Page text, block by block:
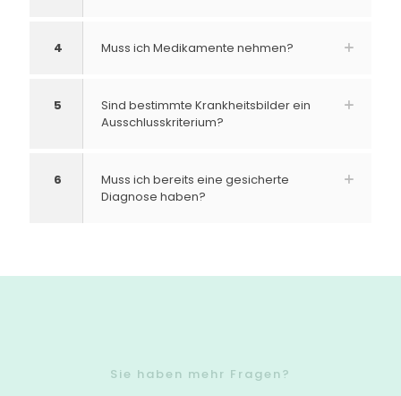
4 Muss ich Medikamente nehmen?
5
Sind bestimmte Krankheitsbilder ein
Ausschlusskriterium?
6
Muss ich bereits eine gesicherte
Diagnose haben?
Sie haben mehr Fragen?